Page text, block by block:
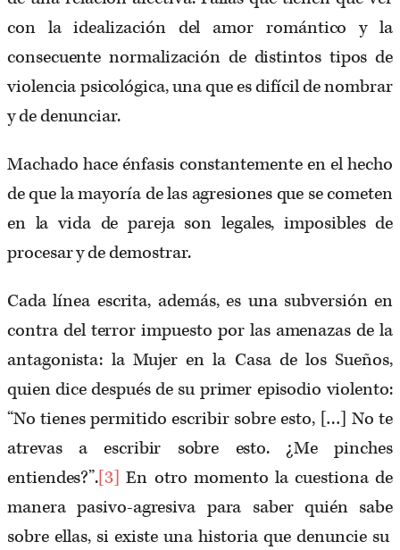
con la idealización del amor romántico y la
consecuente normalización de distintos tipos de
violencia psicológica, una que es difícil de nombrar
y de denunciar.
Machado hace énfasis constantemente en el hecho
de que la mayoría de las agresiones que se cometen
en la vida de pareja son legales, imposibles de
procesar y de demostrar.
Cada línea escrita, además, es una subversión en
contra del terror impuesto por las amenazas de la
antagonista: la Mujer en la Casa de los Sueños,
quien dice después de su primer episodio violento:
“No tienes permitido escribir sobre esto, […] No te
atrevas a escribir sobre esto. ¿Me pinches
entiendes?”.[3] En otro momento la cuestiona de
manera pasivo-agresiva para saber quién sabe
sobre ellas, si existe una historia que denuncie su